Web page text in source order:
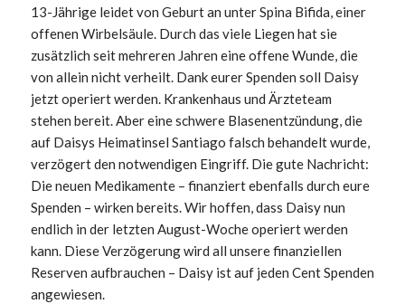
13-Jährige leidet von Geburt an unter Spina Bifida, einer
offenen Wirbelsäule. Durch das viele Liegen hat sie
zusätzlich seit mehreren Jahren eine offene Wunde, die
von allein nicht verheilt. Dank eurer Spenden soll Daisy
jetzt operiert werden. Krankenhaus und Ärzteteam
stehen bereit. Aber eine schwere Blasenentzündung, die
auf Daisys Heimatinsel Santiago falsch behandelt wurde,
verzögert den notwendigen Eingriff. Die gute Nachricht:
Die neuen Medikamente – finanziert ebenfalls durch eure
Spenden – wirken bereits. Wir hoffen, dass Daisy nun
endlich in der letzten August-Woche operiert werden
kann. Diese Verzögerung wird all unsere finanziellen
Reserven aufbrauchen – Daisy ist auf jeden Cent Spenden
angewiesen.